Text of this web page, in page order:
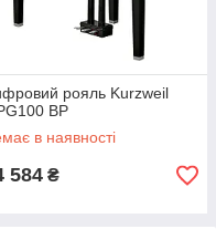
рояль Kurzweil
BP
в наявності
584 ₴